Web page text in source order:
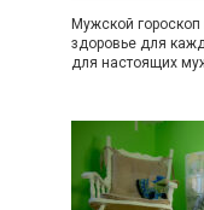
Мужской гороскоп
здоровье для
для настоящих